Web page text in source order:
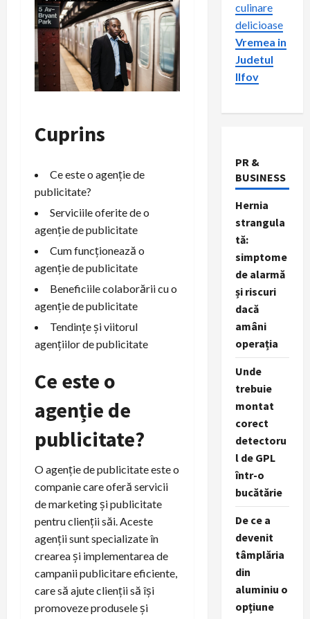
Cuprins
Ce este o agenție de
publicitate?
Serviciile oferite de o
agenție de publicitate
Cum funcționează o
agenție de publicitate
Beneficiile colaborării cu o
agenție de publicitate
Tendințe și viitorul
agențiilor de publicitate
Ce este o
agenție de
publicitate?
O agenție de publicitate este o
companie care oferă servicii
de marketing și publicitate
pentru clienții săi. Aceste
agenții sunt specializate în
crearea și implementarea de
campanii publicitare eficiente,
care să ajute clienții să își
promoveze produsele și
culinare
delicioase
Vremea in
Judetul
Ilfov
PR &
BUSINESS
Hernia
strangula
tă:
simptome
de alarmă
și riscuri
dacă
amâni
operația
Unde
trebuie
montat
corect
detectoru
l de GPL
într-o
bucătărie
De ce a
devenit
tâmplăria
din
aluminiu o
opțiune